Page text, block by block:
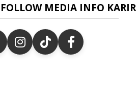
MEDIA INFO KARIR